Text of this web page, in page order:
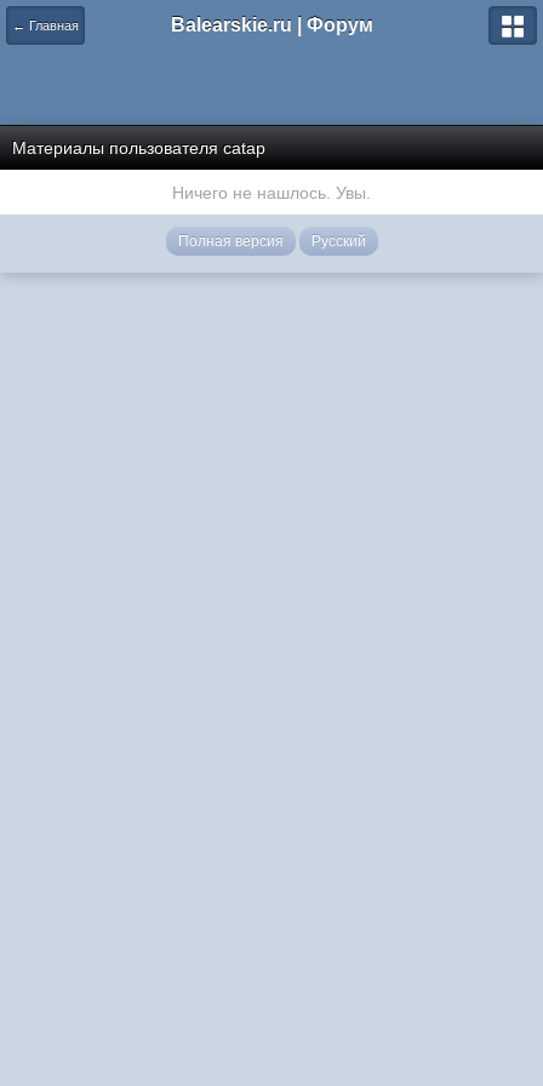
← Главная Balearskie.ru | Форум
Материалы пользователя catap
Ничего не нашлось. Увы.
Полная версия Русский